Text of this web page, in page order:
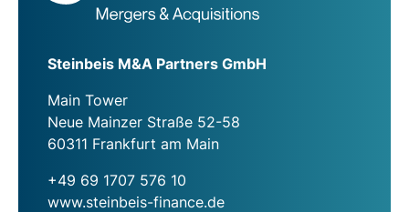
Steinbeis M&A Partners GmbH
Main Tower
Neue Mainzer Straße 52-58
60311 Frankfurt am Main
+49 69 1707 576 10
www.steinbeis-finance.de